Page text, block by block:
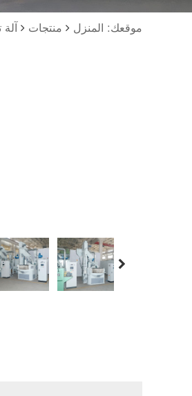
موقعك: المنزل منتجات